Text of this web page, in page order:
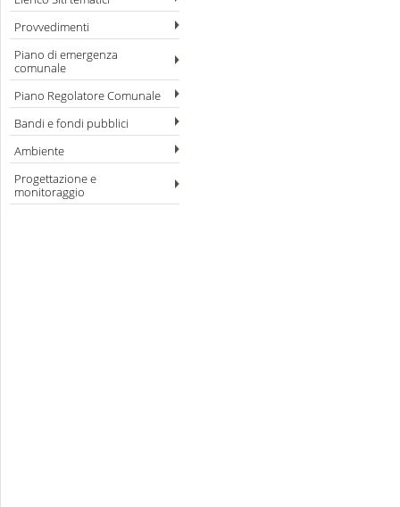
Provvedimenti
Piano di emergenza
comunale
Piano Regolatore Comunale
Bandi e fondi pubblici
Ambiente
Progettazione e
monitoraggio